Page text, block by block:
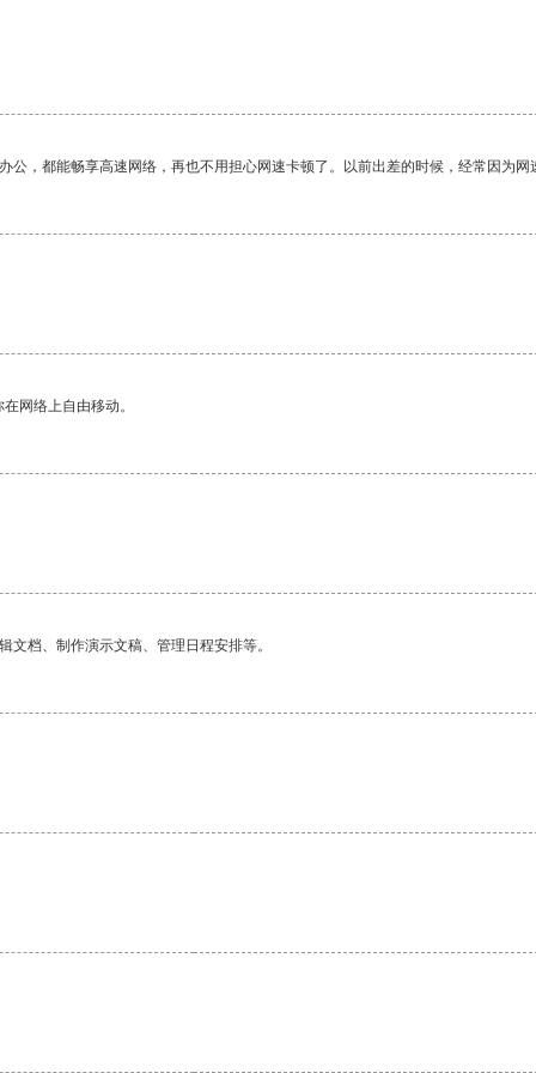
，都能畅享高速网络，再也不用担心网速卡顿了。以前出差的时候，经常因为
网络上自由移动。
档、制作演示文稿、管理日程安排等。